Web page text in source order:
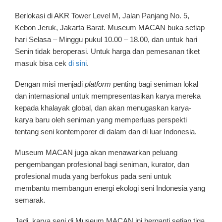
Berlokasi di AKR Tower Level M, Jalan Panjang No. 5,
Kebon Jeruk, Jakarta Barat. Museum MACAN buka setiap
hari Selasa – Minggu pukul 10.00 – 18.00, dan untuk hari
Senin tidak beroperasi. Untuk harga dan pemesanan tiket
masuk bisa cek di sini.
Dengan misi menjadi platform penting bagi seniman lokal
dan internasional untuk mempresentasikan karya mereka
kepada khalayak global, dan akan menugaskan karya-
karya baru oleh seniman yang memperluas perspekti
tentang seni kontemporer di dalam dan di luar Indonesia.
Museum MACAN juga akan menawarkan peluang
pengembangan profesional bagi seniman, kurator, dan
profesional muda yang berfokus pada seni untuk
membantu membangun energi ekologi seni Indonesia yang
semarak.